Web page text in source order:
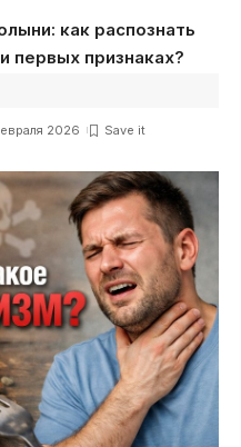
как распознать
первых признаках?
2026